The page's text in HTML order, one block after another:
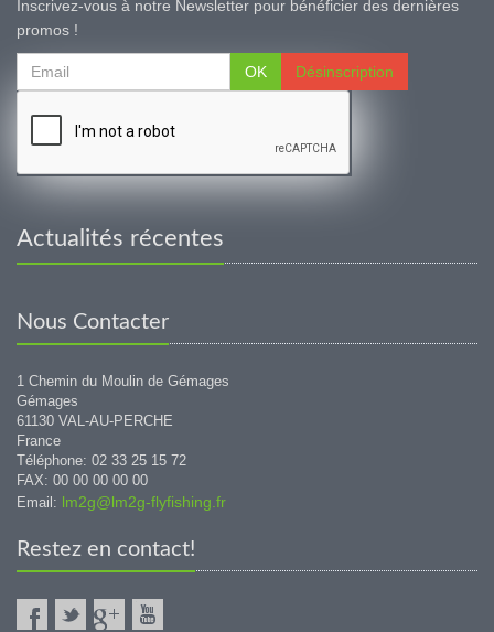
Inscrivez-vous à notre Newsletter pour bénéficier des dernières
promos !
OK Désinscription
Actualités récentes
Nous Contacter
1 Chemin du Moulin de Gémages
Gémages
61130 VAL-AU-PERCHE
France
Téléphone: 02 33 25 15 72
FAX: 00 00 00 00 00
Email: lm2g@lm2g-flyfishing.fr
Restez en contact!